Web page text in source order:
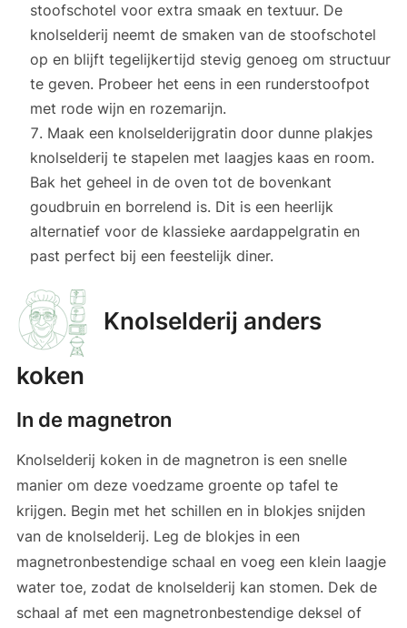
stoofschotel voor extra smaak en textuur. De
knolselderij neemt de smaken van de stoofschotel
op en blijft tegelijkertijd stevig genoeg om structuur
te geven. Probeer het eens in een runderstoofpot
met rode wijn en rozemarijn.
Maak een knolselderijgratin door dunne plakjes
knolselderij te stapelen met laagjes kaas en room.
Bak het geheel in de oven tot de bovenkant
goudbruin en borrelend is. Dit is een heerlijk
alternatief voor de klassieke aardappelgratin en
past perfect bij een feestelijk diner.
Knolselderij anders
koken
In de magnetron
Knolselderij koken in de magnetron is een snelle
manier om deze voedzame groente op tafel te
krijgen. Begin met het schillen en in blokjes snijden
van de knolselderij. Leg de blokjes in een
magnetronbestendige schaal en voeg een klein laagje
water toe, zodat de knolselderij kan stomen. Dek de
schaal af met een magnetronbestendige deksel of